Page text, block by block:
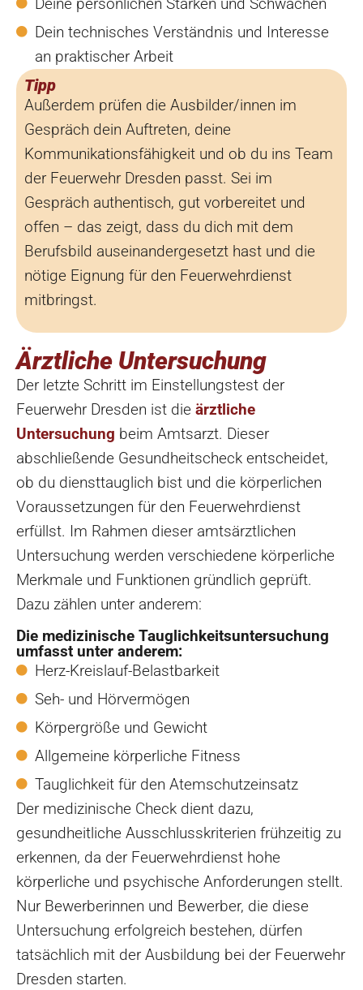
Deine persönlichen Stärken und Schwächen
Dein technisches Verständnis und Interesse
an praktischer Arbeit
Tipp
Außerdem prüfen die Ausbilder/innen im
Gespräch dein Auftreten, deine
Kommunikationsfähigkeit und ob du ins Team
der Feuerwehr Dresden passt. Sei im
Gespräch authentisch, gut vorbereitet und
offen – das zeigt, dass du dich mit dem
Berufsbild auseinandergesetzt hast und die
nötige Eignung für den Feuerwehrdienst
mitbringst.
Ärztliche Untersuchung
Der letzte Schritt im Einstellungstest der
Feuerwehr Dresden ist die ärztliche
Untersuchung beim Amtsarzt. Dieser
abschließende Gesundheitscheck entscheidet,
ob du diensttauglich bist und die körperlichen
Voraussetzungen für den Feuerwehrdienst
erfüllst. Im Rahmen dieser amtsärztlichen
Untersuchung werden verschiedene körperliche
Merkmale und Funktionen gründlich geprüft.
Dazu zählen unter anderem:
Die medizinische Tauglichkeitsuntersuchung
umfasst unter anderem:
Herz-Kreislauf-Belastbarkeit
Seh- und Hörvermögen
Körpergröße und Gewicht
Allgemeine körperliche Fitness
Tauglichkeit für den Atemschutzeinsatz
Der medizinische Check dient dazu,
gesundheitliche Ausschlusskriterien frühzeitig zu
erkennen, da der Feuerwehrdienst hohe
körperliche und psychische Anforderungen stellt.
Nur Bewerberinnen und Bewerber, die diese
Untersuchung erfolgreich bestehen, dürfen
tatsächlich mit der Ausbildung bei der Feuerwehr
Dresden starten.